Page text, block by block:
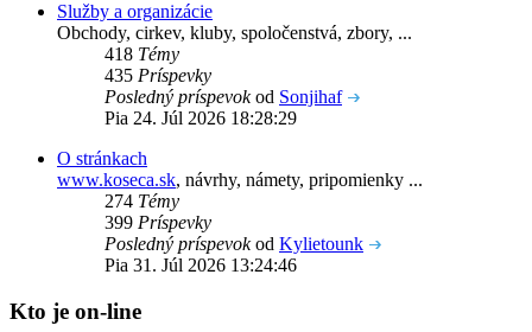
Služby a organizácie
Obchody, cirkev, kluby, spoločenstvá, zbory, ...
418 Témy
435 Príspevky
Posledný príspevokod Sonjihaf
Pia 24. Júl 2026 18:28:29
O stránkach
www.koseca.sk, návrhy, námety, pripomienky ...
274 Témy
399 Príspevky
Posledný príspevokod Kylietounk
Pia 31. Júl 2026 13:24:46
Kto je on-line